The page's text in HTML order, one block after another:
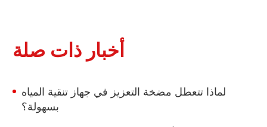
أخبار ذات صلة
لماذا تتعطل مضخة التعزيز في جهاز تنقية المياه
بسهولة؟